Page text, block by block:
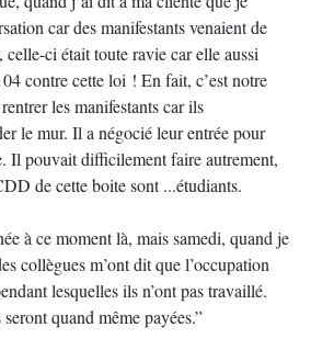
car des manifestants venaient de
celle-ci était toute ravie car elle aussi
contre cette loi ! En fait, c’est notre
les manifestants car ils
le mur. Il a négocié leur entrée pour
Il pouvait difficilement faire autrement,
de cette boite sont ...étudiants.
à ce moment là, mais samedi, quand je
collègues m’ont dit que l’occupation
lesquelles ils n’ont pas travaillé.
quand même payées.”